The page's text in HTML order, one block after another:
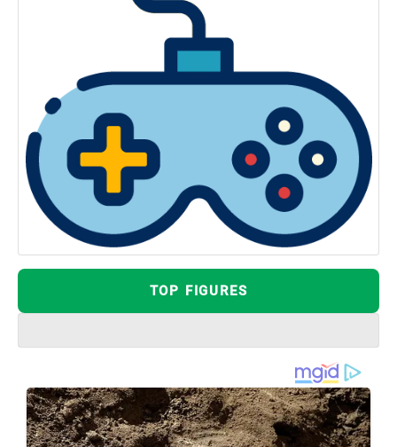
TOP FIGURES